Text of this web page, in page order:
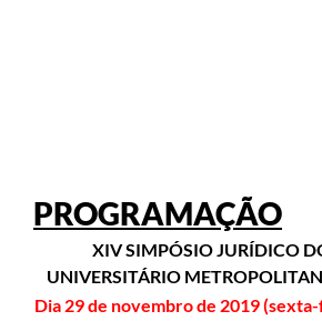
PROGRAMAÇÃO
XIV SIMPÓSIO JURÍDICO
UNIVERSITÁRIO
Dia 29 de novembro de 2019